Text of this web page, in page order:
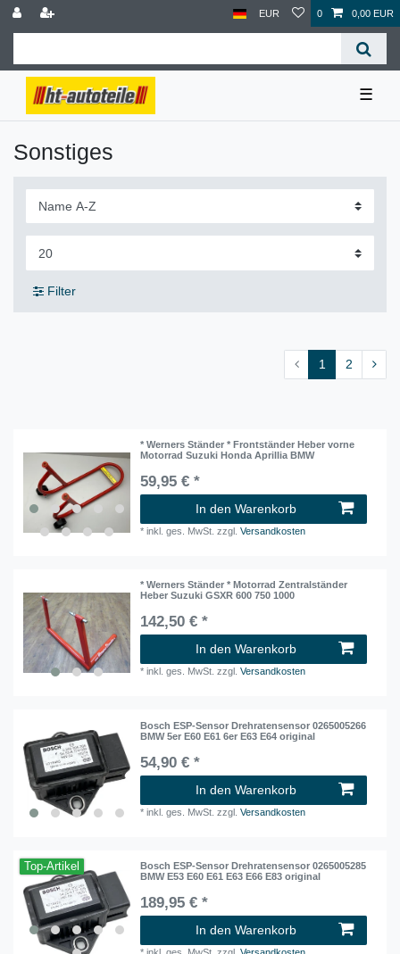
EUR 0 0,00 EUR
☰
Sonstiges
Filter
1 2
* Werners Ständer * Frontständer Heber vorne
Motorrad Suzuki Honda Aprillia BMW
59,95 € *
In den Warenkorb
*inkl. ges. MwSt. zzgl.Versandkosten
* Werners Ständer * Motorrad Zentralständer
Heber Suzuki GSXR 600 750 1000
142,50 € *
In den Warenkorb
*inkl. ges. MwSt. zzgl.Versandkosten
Bosch ESP-Sensor Drehratensensor 0265005266
BMW 5er E60 E61 6er E63 E64 original
54,90 € *
In den Warenkorb
*inkl. ges. MwSt. zzgl.Versandkosten
Top-Artikel
Bosch ESP-Sensor Drehratensensor 0265005285
BMW E53 E60 E61 E63 E66 E83 original
189,95 € *
In den Warenkorb